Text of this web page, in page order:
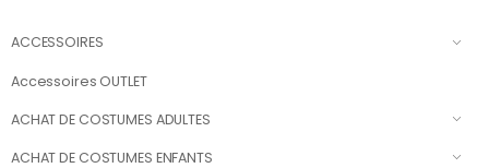
ACCESSOIRES
Accessoires OUTLET
ACHAT DE COSTUMES ADULTES
ACHAT DE COSTUMES ENFANTS